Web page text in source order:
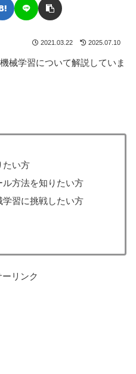
2021.03.22 2025.07.10
械学習について解説していま
たい方
方法を知りたい方
習に挑戦したい方
ーリンク